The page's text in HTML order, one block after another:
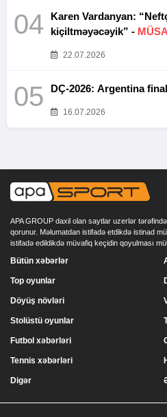
04
Karen Vardanyan:
kiçiltməyəcəyik” -
22.07.2026
05 DÇ-2026: Argentina
16.07.2026
APA GROUP daxil olan saytlar uzerlər
qorunur. Məlumatdan istifadə etdikdə istinad
istifadə edildikdə müvafiq keçidin qoyulması
Bütün xəbərlər
Top oyunlar
Döyüş növləri
Stolüstü oyunlar
Futbol xəbərləri
Tennis xəbərləri
Digər